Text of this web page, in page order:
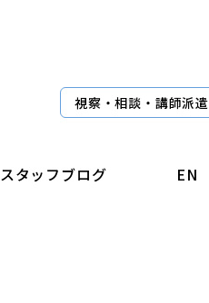
スタッフブログ EN
視察・相談・講師派遣